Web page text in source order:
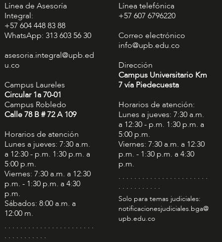
Línea de Asesoría
Integral:
+57 604 448 83 88
WhatsApp: 313 603 56 30
asesoria.integral@upb.ed
u.co
Campus Laureles
Circular 1a 70-01
Campus Robledo
Calle 78 B # 72 A 109
Horarios de atención
Lunes a jueves: 7:30 a.m.
a 12:30 - p.m. 1:30 p.m. a
5:00 p.m.
Viernes: 7:30 a.m. a 12:30
p.m. - 1:30 p.m. a 4:30
p.m.
Sábados: 8:00 a.m. a
12:00 m.
. . . . . . . . . . . . . . . . . . . . . . .
. . . . . . . . . . .
Línea telefónica
+57 607 6796220
Correo electrónico
info@upb.edu.co
Dirección
Campus Universitario Km
7 vía Piedecuesta
Horarios de atención:
Lunes a jueves: 7:30 a.m.
a 12:30 - p.m. 1:30 p.m. a
5:00 p.m.
Viernes: 7:30 a.m. a 12:30
p.m. - 1:30 p.m. a 4:30
p.m.
. . . . . . . . . . . . . . . . . . . . . . .
. . . . . . . . . . .
Solo para temas judiciales:
notificacionesjudiciales.bga@
upb.edu.co